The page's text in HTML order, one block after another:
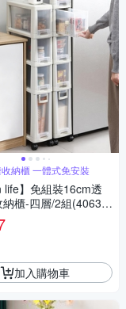
納櫃 一體式免安裝
life】免組裝16cm透
納櫃-四層/2組(4063
納 抽屜 儲物)
加入購物車